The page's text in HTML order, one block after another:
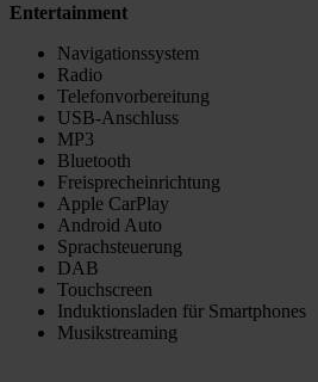
Entertainment
Navigationssystem
Radio
Telefonvorbereitung
USB-Anschluss
MP3
Bluetooth
Freisprecheinrichtung
Apple CarPlay
Android Auto
Sprachsteuerung
DAB
Touchscreen
Induktionsladen für Smartphones
Musikstreaming